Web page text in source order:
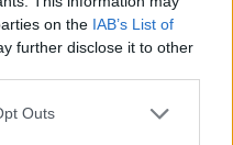
on the IAB’s List of
further disclose it to other
Outs